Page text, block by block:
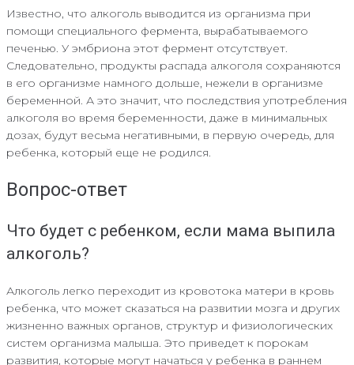
Известно, что алкоголь выводится из организма при
помощи специального фермента, вырабатываемого
печенью. У эмбриона этот фермент отсутствует.
Следовательно, продукты распада алкоголя сохраняются
в его организме намного дольше, нежели в организме
беременной. А это значит, что последствия употребления
алкоголя во время беременности, даже в минимальных
дозах, будут весьма негативными, в первую очередь, для
ребенка, который еще не родился.
Вопрос-ответ
Что будет с ребенком, если мама выпила
алкоголь?
Алкоголь легко переходит из кровотока матери в кровь
ребенка, что может сказаться на развитии мозга и других
жизненно важных органов, структур и физиологических
систем организма малыша. Это приведет к порокам
развития, которые могут начаться у ребенка в раннем